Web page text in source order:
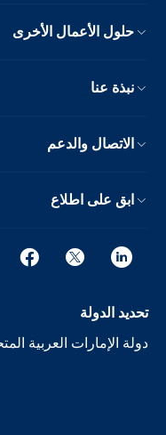
حلول الأعمال الأخرى
نبذة عنا
الاتصال والدعم
ابق على اطلاع
تحديد الدولة
دولة الإمارات العربية